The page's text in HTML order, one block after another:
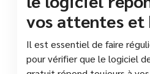
vos attentes et
Il est essentiel de faire
pour vérifier que le logiciel